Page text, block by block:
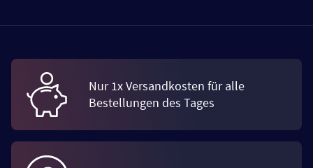
Nur 1x Versandkosten für alle
Bestellungen des Tages